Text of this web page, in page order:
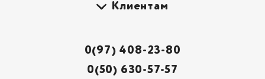
Клиентам
0(97) 408-23-80
0(50) 630-57-57